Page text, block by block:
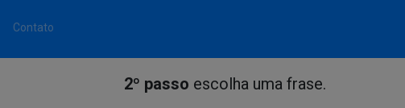
Contato
2º passo escolha uma frase.